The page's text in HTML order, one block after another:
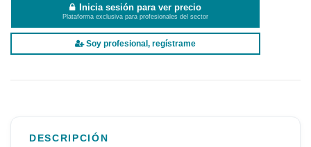
Inicia sesión para ver precio
Plataforma exclusiva para profesionales del sector
Soy profesional, regístrame
DESCRIPCIÓN